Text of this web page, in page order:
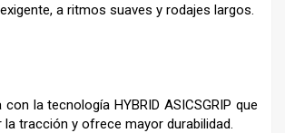
a ritmos suaves y rodajes largos.
la tecnología HYBRID ASICSGRIP que
la tracción y ofrece mayor durabilidad.